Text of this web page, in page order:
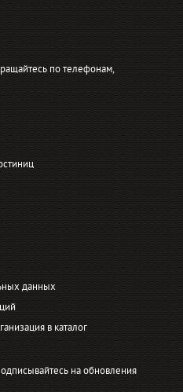
по телефонам,
данных
в каталог
на обновления